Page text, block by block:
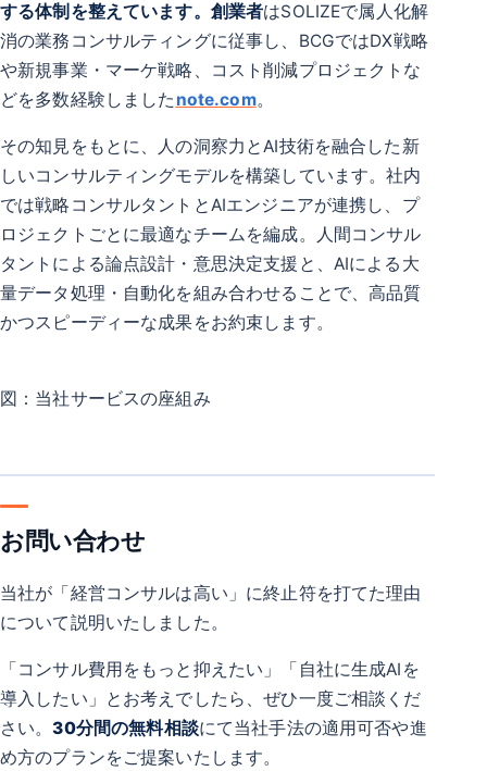
する体制を整えています。創業者はSOLIZEで属人化解
消の業務コンサルティングに従事し、BCGではDX戦略
や新規事業・マーケ戦略、コスト削減プロジェクトな
どを多数経験しました note.com。
その知見をもとに、人の洞察力とAI技術を融合した新
しいコンサルティングモデルを構築しています。社内
では戦略コンサルタントとAIエンジニアが連携し、プ
ロジェクトごとに最適なチームを編成。人間コンサル
タントによる論点設計・意思決定支援と、AIによる大
量データ処理・自動化を組み合わせることで、高品質
かつスピーディーな成果をお約束します。
図：当社サービスの座組み
お問い合わせ
当社が「経営コンサルは高い」に終止符を打てた理由
について説明いたしました。
「コンサル費用をもっと抑えたい」「自社に生成AIを
導入したい」とお考えでしたら、ぜひ一度ご相談くだ
さい。30分間の無料相談にて当社手法の適用可否や進
め方のプランをご提案いたします。